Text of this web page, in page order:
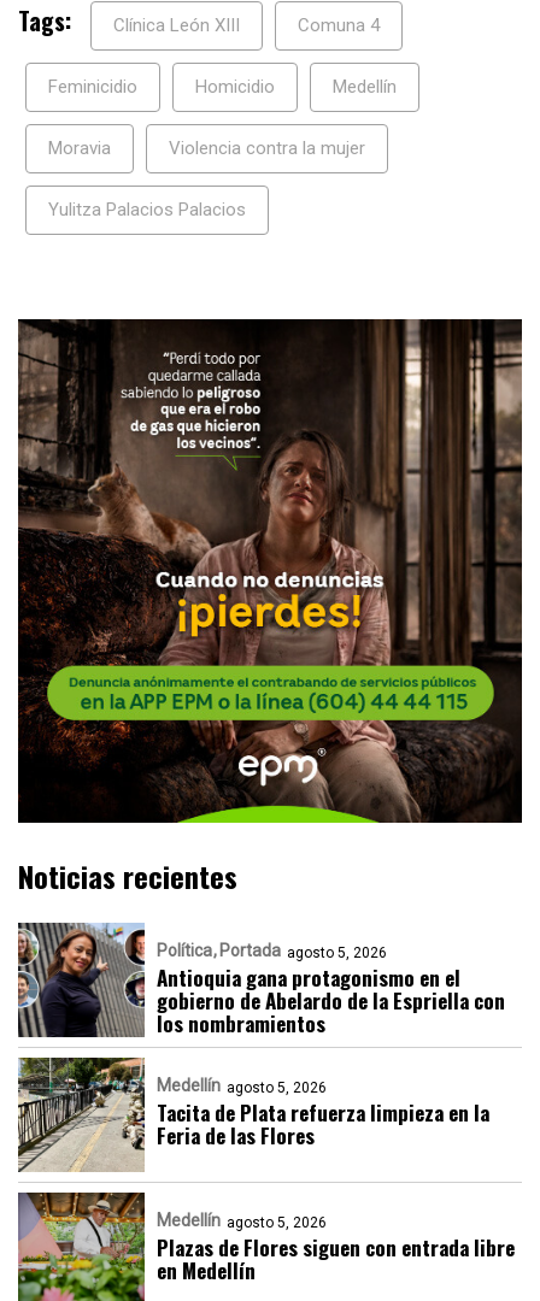
Tags: Clínica León XIII Comuna 4
Feminicidio Homicidio Medellín
Moravia Violencia contra la mujer
Yulitza Palacios Palacios
Noticias recientes
Política Portada agosto 5, 2026
Antioquia gana protagonismo en el
gobierno de Abelardo de la Espriella con
los nombramientos
Medellín agosto 5, 2026
Tacita de Plata refuerza limpieza en la
Feria de las Flores
Medellín agosto 5, 2026
Plazas de Flores siguen con entrada libre
en Medellín